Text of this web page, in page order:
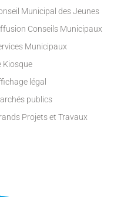
Municipal des Jeunes
Conseils Municipaux
Municipaux
Kiosque
légal
publics
Projets et Travaux